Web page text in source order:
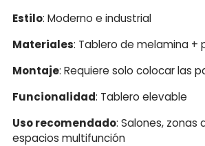
Estilo: Moderno e industrial
Materiales: Tablero de melamina +
Montaje: Requiere solo colocar las
Funcionalidad: Tablero elevable
Uso recomendado: Salones, zonas
espacios multifunción